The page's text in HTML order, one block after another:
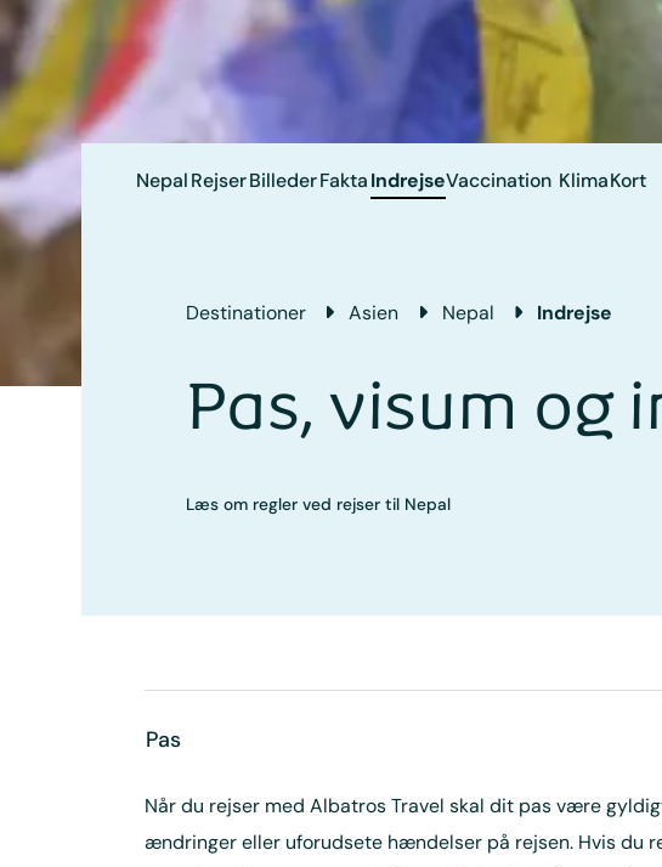
NepalRejserBillederFaktaIndrejseVaccination KlimaKort
Destinationer Asien Nepal Indrejse
Pas, visum og
Læs om regler ved rejser til Nepal
Pas
Når du rejser med Albatros Travel skal dit pas være
ændringer eller uforudsete hændelser på rejsen. Hvis du